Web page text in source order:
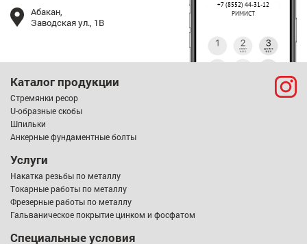
+7 (8552) 44-31-12
РИМИСТ
Абакан,
Заводская ул., 1В
Каталог продукции
Стремянки ресор
U-образные скобы
Шпильки
Анкерные фундаментные болты
Услуги
Накатка резьбы по металлу
Токарные работы по металлу
Фрезерные работы по металлу
Гальваническое покрытие цинком и фосфатом
Специальные условия